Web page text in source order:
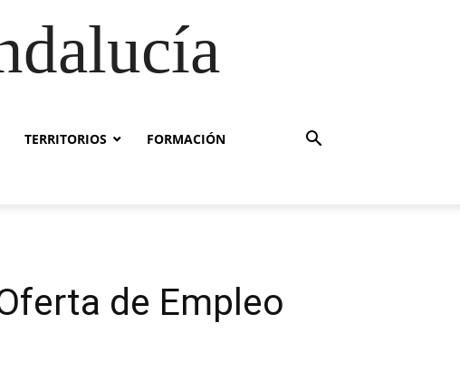
TERRITORIOS FORMACIÓN
de Empleo